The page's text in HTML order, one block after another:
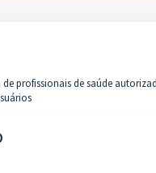
profissionais de saúde